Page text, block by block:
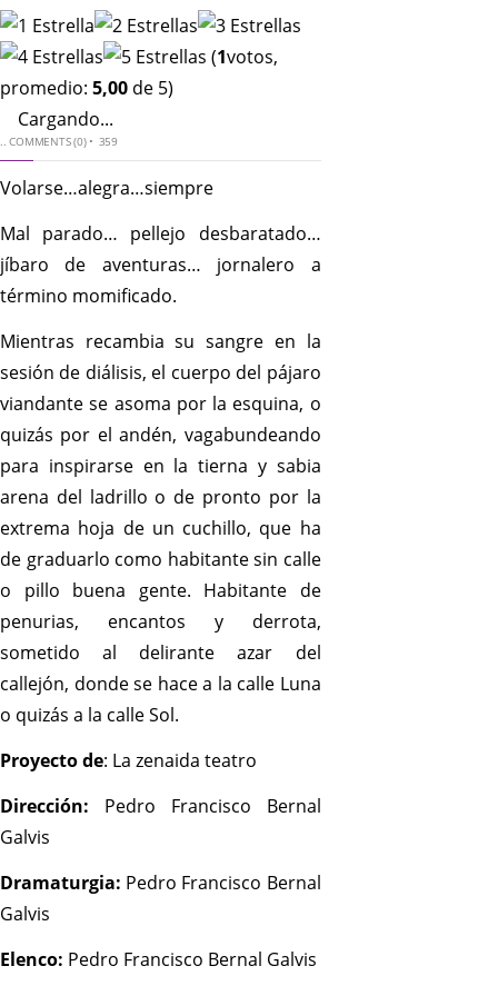
(1votos,
promedio: 5,00 de 5)
Cargando...
..COMMENTS (0)• 359
Volarse…alegra…siempre
Mal parado… pellejo desbaratado…
jíbaro de aventuras… jornalero a
término momificado.
Mientras recambia su sangre en la
sesión de diálisis, el cuerpo del pájaro
viandante se asoma por la esquina, o
quizás por el andén, vagabundeando
para inspirarse en la tierna y sabia
arena del ladrillo o de pronto por la
extrema hoja de un cuchillo, que ha
de graduarlo como habitante sin calle
o pillo buena gente. Habitante de
penurias, encantos y derrota,
sometido al delirante azar del
callejón, donde se hace a la calle Luna
o quizás a la calle Sol.
Proyecto de: La zenaida teatro
Dirección: Pedro Francisco Bernal
Galvis
Dramaturgia: Pedro Francisco Bernal
Galvis
Elenco: Pedro Francisco Bernal Galvis